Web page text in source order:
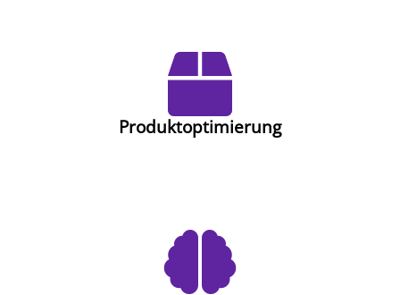
Produktoptimierung